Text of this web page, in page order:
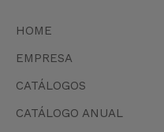
HOME
EMPRESA
CATÁLOGOS
CATÁLOGO ANUAL